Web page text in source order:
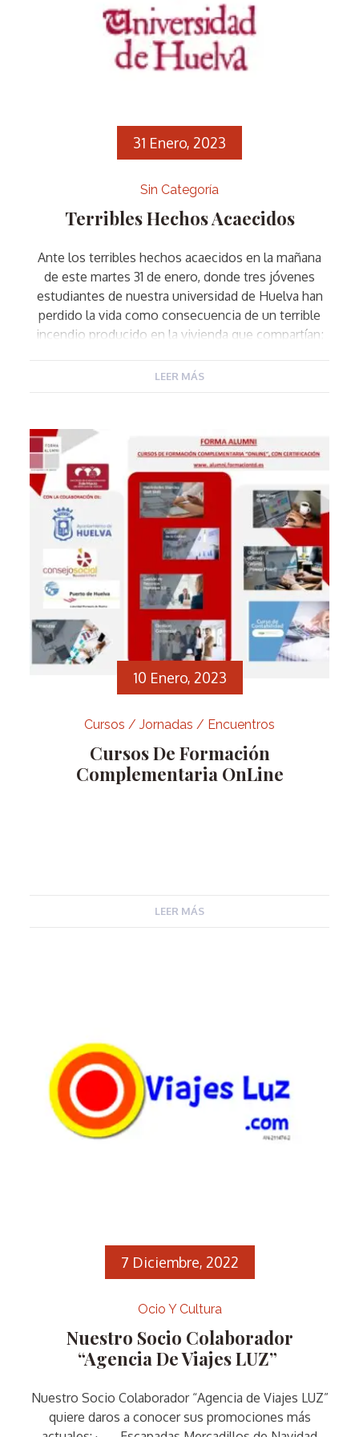
31 Enero, 2023
Sin Categoría
Terribles Hechos Acaecidos
Ante los terribles hechos acaecidos en la mañana
de este martes 31 de enero, donde tres jóvenes
estudiantes de nuestra universidad de Huelva han
perdido la vida como consecuencia de un terrible
incendio producido en la vivienda que compartían;
nos sumamos al dolor de sus familias
LEER MÁS
10 Enero, 2023
Cursos / Jornadas / Encuentros
Cursos De Formación
Complementaria OnLine
LEER MÁS
7 Diciembre, 2022
Ocio Y Cultura
Nuestro Socio Colaborador
“Agencia De Viajes LUZ”
Nuestro Socio Colaborador “Agencia de Viajes LUZ”
quiere daros a conocer sus promociones más